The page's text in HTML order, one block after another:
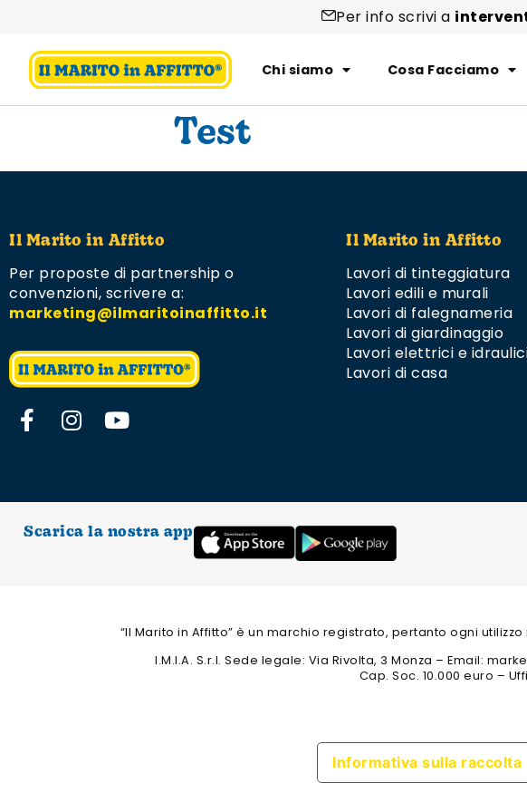
Per info scrivi a
Chi siamo Cosa Facciamo
Test
Il Marito in Affitto
Per proposte di partnership o
convenzioni, scrivere a:
marketing@ilmaritoinaffitto.it
Il Marito in Affitto
Lavori di tinteggiatura
Lavori edili e murali
Lavori di falegnameria
Lavori di giardinaggio
Lavori elettrici e
Lavori di casa
Scarica la nostra app
“Il Marito in Affitto” è un marchio registrato, pertanto ogni
I.M.I.A. S.r.l. Sede legale: Via Rivolta, 3 Monza – Email:
Cap. Soc. 10.000 euro –
Informativa sulla raccolta